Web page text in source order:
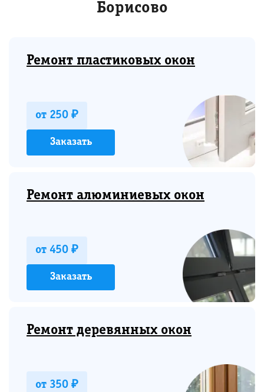
Борисово
Ремонт пластиковых окон
от 250 ₽
Заказать
Ремонт алюминиевых окон
от 450 ₽
Заказать
Ремонт деревянных окон
от 350 ₽